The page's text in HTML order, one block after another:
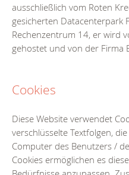
ausschließlich vom Roten
gesicherten Datacenterpark
Rechenzentrum 14, er wird
gehostet und von der Firma
Cookies
Diese Website verwendet
verschlüsselte Textfolgen,
Computer des Benutzers /
Cookies ermöglichen es